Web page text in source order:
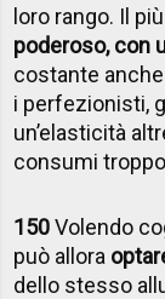
loro rango. Il
poderoso, con
costante
i perfezionisti,
un’elasticità
consumi
150Volendo
può allora
dello stesso